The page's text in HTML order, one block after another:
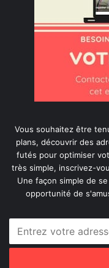
Vous souhaitez être
plans, découvrir des
futés pour optimiser
très simple, inscrivez-
Une façon simple de
opportunité de